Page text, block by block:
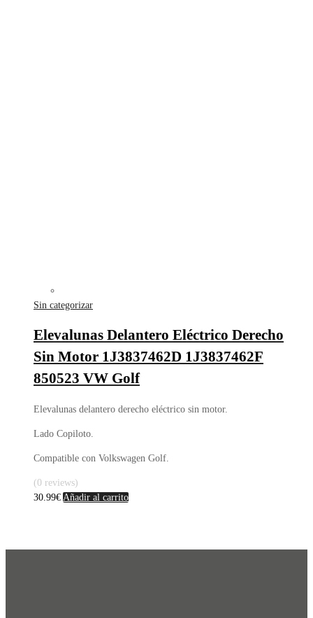
Sin categorizar
Elevalunas Delantero Eléctrico Derecho
Sin Motor 1J3837462D 1J3837462F
850523 VW Golf
Elevalunas delantero derecho eléctrico sin motor.
Lado Copiloto.
Compatible con Volkswagen Golf.
(0 reviews)
30.99€ Añadir al carrito